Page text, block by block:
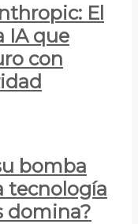
El
IA que
con
bomba
tecnología
domina?